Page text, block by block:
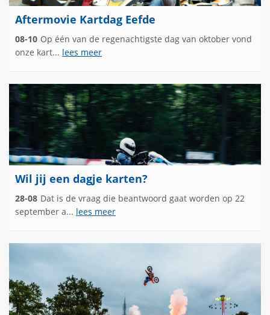
Aftermovie Kartdag Eefde
08-10 Op één van de regenachtigste dag van oktober vond
onze kart... lees meer
Wil jij een dagje karten?
28-08 Dat is de vraag die beantwoord gaat worden op 22
september a... lees meer